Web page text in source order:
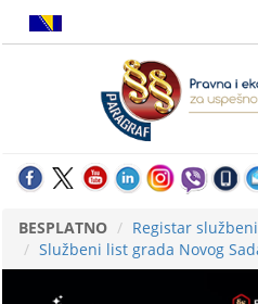
BESPLATNO
Registar
Službeni list grada Novog